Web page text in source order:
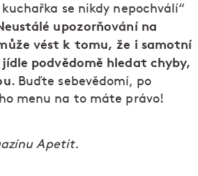
se nikdy nepochválí“
upozorňování na
vést k tomu, že i samotní
podvědomě hledat chyby,
. Buďte sebevědomí, po
menu na to máte právo!
Apetit.